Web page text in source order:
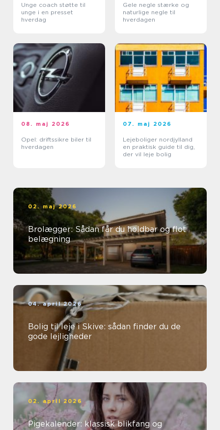
Unge coach støtte til
unge i en presset
hverdag
Gele negle stærke og
naturlige negle til
hverdagen
08. maj 2026
Opel: driftssikre biler til
hverdagen
07. maj 2026
Lejeboliger nordjylland
en praktisk guide til dig,
der vil leje bolig
02. maj 2026
Brolægger: Sådan får du holdbar og flot
belægning
04. april 2026
Bolig til leje i Skive: sådan finder du de
gode lejligheder
02. april 2026
Pigekalender: klassisk blikfang og